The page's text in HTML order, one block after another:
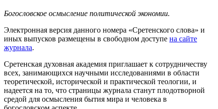
Богословское осмысление политической экономии.
Электронная версия данного номера «Сретенского слова» и
иных выпусков размещены в свободном доступе на сайте
журнала.
Сретенская духовная академия приглашает к сотрудничеству
всех, занимающихся научными исследованиями в области
теоретической, исторической и практической теологии, и
надеется на то, что страницы журнала станут плодотворной
средой для осмысления бытия мира и человека в